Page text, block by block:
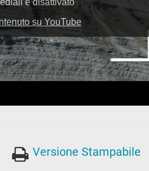
Versione Stampabile